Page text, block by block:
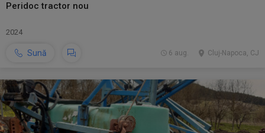
Peridoc tractor nou
2024
Sună Cluj-Napoca, CJ
6 aug.